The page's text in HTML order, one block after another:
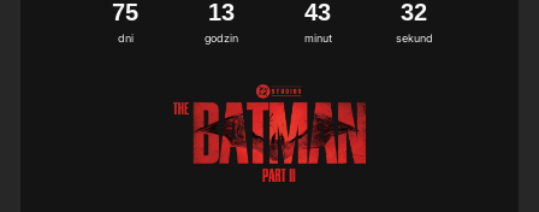
o
w
a
dni
75
godzin
13
minut
43
sekund
2
3
9
0